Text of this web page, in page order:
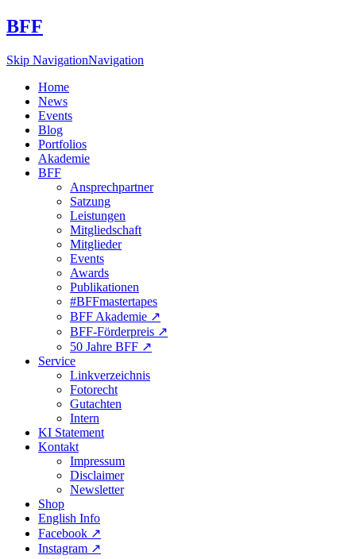
BFF
Skip NavigationNavigation
Home
News
Events
Blog
Portfolios
Akademie
BFF
Ansprechpartner
Satzung
Leistungen
Mitgliedschaft
Mitglieder
Events
Awards
Publikationen
#BFFmastertapes
BFF Akademie ↗︎
BFF-Förderpreis ↗︎
50 Jahre BFF ↗︎
Service
Linkverzeichnis
Fotorecht
Gutachten
Intern
KI Statement
Kontakt
Impressum
Disclaimer
Newsletter
Shop
English Info
Facebook ↗︎
Instagram ↗︎